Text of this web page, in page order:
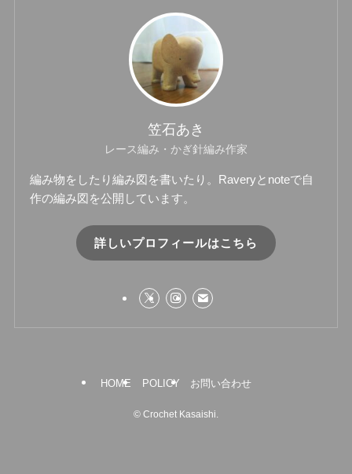
笠石あき
レース編み・かぎ針編み作家
編み物をしたり編み図を書いたり。Raveryとnoteで自
作の編み図を公開しています。
詳しいプロフィールはこちら
HOME POLICY お問い合わせ
© Crochet Kasaishi.